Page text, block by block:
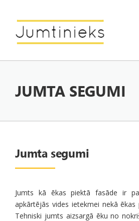
JUMTA SEGUMI
Jumta segumi
Jumts kā ēkas piektā fasāde ir
apkārtējās vides ietekmei nekā ēkas
Tehniski jumts aizsargā ēku no